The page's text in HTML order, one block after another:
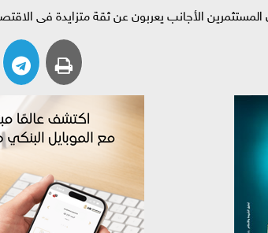
الأجانب يعربون عن ثقة متزايدة فى